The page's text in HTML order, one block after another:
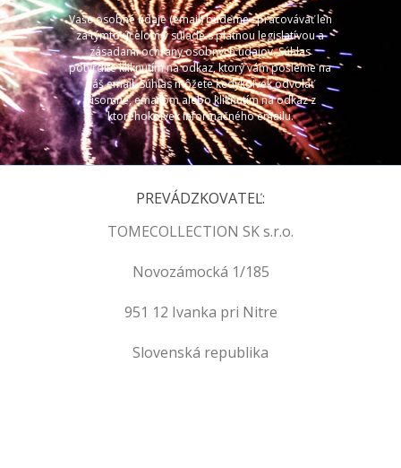
Vaše osobné údaje (email) budeme spracovávať len
za týmto účelom v súlade s platnou legislatívou a
zásadami ochrany osobných údajov. Súhlas
potvrdíte kliknutím na odkaz, ktorý vám pošleme na
váš email. Súhlas môžete kedykoľvek odvolať
písomne, emailom alebo kliknutím na odkaz z
ktoréhokoľvek informačného emailu.
PREVÁDZKOVATEĽ:
TOMECOLLECTION SK s.r.o.
Novozámocká 1/185
951 12 Ivanka pri Nitre
Slovenská republika